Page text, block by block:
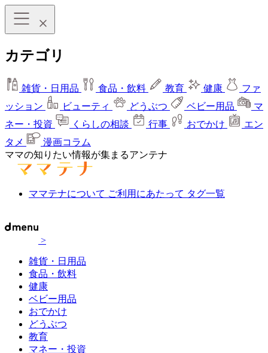
カテゴリ
雑貨・日用品 食品・飲料 教育 健康
ファ
ッション
ビューティ どうぶつ ベビー用品
マ
ネー・投資
くらしの相談 行事 おでかけ
エン
タメ
漫画コラム
ママの知りたい情報が集まるアンテナ
ママテナについて ご利用にあたって タグ一覧
>
雑貨・日用品
食品・飲料
健康
ベビー用品
おでかけ
どうぶつ
教育
マネー・投資